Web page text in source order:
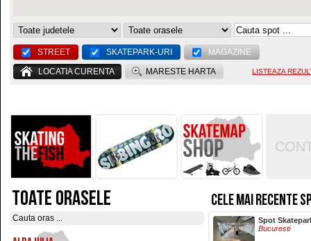
STREET SKATEPARK-URI
MAGAZINE
LOCATIA CURENTA
MARESTE HARTA LISTEAZA
TOATE ORASELE CELE MAI RECENTE
Hala Centrala
Iasi
Spot
Bucuresti